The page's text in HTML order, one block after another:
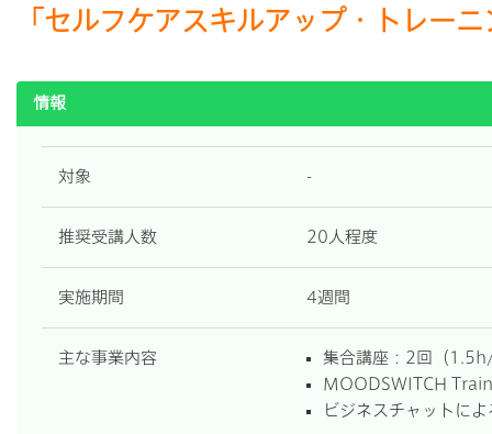
「セルフケアスキルアップ・トレーニ
情報
対象 -
推奨受講人数 20人程度
実施期間 4週間
主な事業内容
集合講座：2回（
MOODSWITCH
ビジネスチャットに